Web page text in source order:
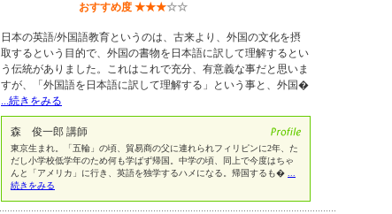
おすすめ度 ★★★☆☆
日本の英語/外国語教育というのは、古来より、外国の文化を摂
取するという目的で、外国の書物を日本語に訳して理解するとい
う伝統がありました。これはこれで充分、有意義な事だと思いま
すが、「外国語を日本語に訳して理解する」という事と、外国�
...続きをみる
森 俊一郎 講師
東京生まれ。「五輪」の頃、貿易商の父に連れられフィリピンに2年、た
だし小学校低学年のため何も学ばず帰国。中学の頃、同上で今度はちゃ
んと「アメリカ」に行き、英語を独学するハメになる。帰国するも�
続きをみる